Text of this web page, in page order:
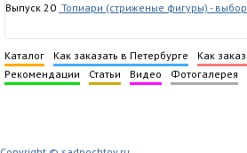
Выпуск 20 Топиари (стриженые фигуры) -
Каталог Как заказать в Петербурге
Как
Рекомендации
Статьи Видео Фотогалерея